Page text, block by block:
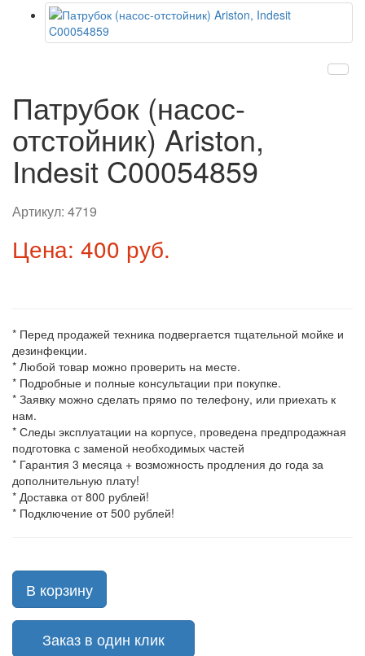
Патрубок (насос-
отстойник) Ariston,
Indesit C00054859
Артикул: 4719
Цена: 400 руб.
* Перед продажей техника подвергается тщательной мойке и
дезинфекции.
* Любой товар можно проверить на месте.
* Подробные и полные консультации при покупке.
* Заявку можно сделать прямо по телефону, или приехать к
нам.
* Следы эксплуатации на корпусе, проведена предпродажная
подготовка с заменой необходимых частей
* Гарантия 3 месяца + возможность продления до года за
дополнительную плату!
* Доставка от 800 рублей!
* Подключение от 500 рублей!
В корзину
Заказ в один клик